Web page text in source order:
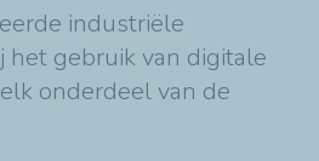
industriële
het gebruik van digitale
onderdeel van de